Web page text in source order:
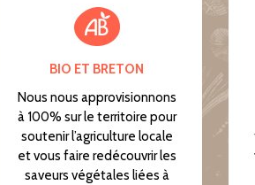
BIO ET BRETON
Nous nous approvisionnons
à 100% sur le territoire pour
soutenir l’agriculture locale
et vous faire redécouvrir les
saveurs végétales liées à